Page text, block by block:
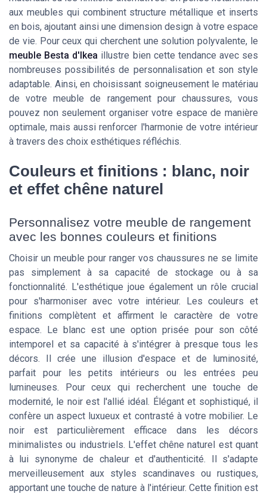
aux meubles qui combinent structure métallique et inserts
en bois, ajoutant ainsi une dimension design à votre espace
de vie. Pour ceux qui cherchent une solution polyvalente, le
meuble Besta d'Ikea illustre bien cette tendance avec ses
nombreuses possibilités de personnalisation et son style
adaptable. Ainsi, en choisissant soigneusement le matériau
de votre meuble de rangement pour chaussures, vous
pouvez non seulement organiser votre espace de manière
optimale, mais aussi renforcer l'harmonie de votre intérieur
à travers des choix esthétiques réfléchis.
Couleurs et finitions : blanc, noir
et effet chêne naturel
Personnalisez votre meuble de rangement
avec les bonnes couleurs et finitions
Choisir un meuble pour ranger vos chaussures ne se limite
pas simplement à sa capacité de stockage ou à sa
fonctionnalité. L'esthétique joue également un rôle crucial
pour s'harmoniser avec votre intérieur. Les couleurs et
finitions complètent et affirment le caractère de votre
espace. Le blanc est une option prisée pour son côté
intemporel et sa capacité à s'intégrer à presque tous les
décors. Il crée une illusion d'espace et de luminosité,
parfait pour les petits intérieurs ou les entrées peu
lumineuses. Pour ceux qui recherchent une touche de
modernité, le noir est l'allié idéal. Élégant et sophistiqué, il
confère un aspect luxueux et contrasté à votre mobilier. Le
noir est particulièrement efficace dans les décors
minimalistes ou industriels. L'effet chêne naturel est quant
à lui synonyme de chaleur et d'authenticité. Il s'adapte
merveilleusement aux styles scandinaves ou rustiques,
apportant une touche de nature à l'intérieur. Cette finition est